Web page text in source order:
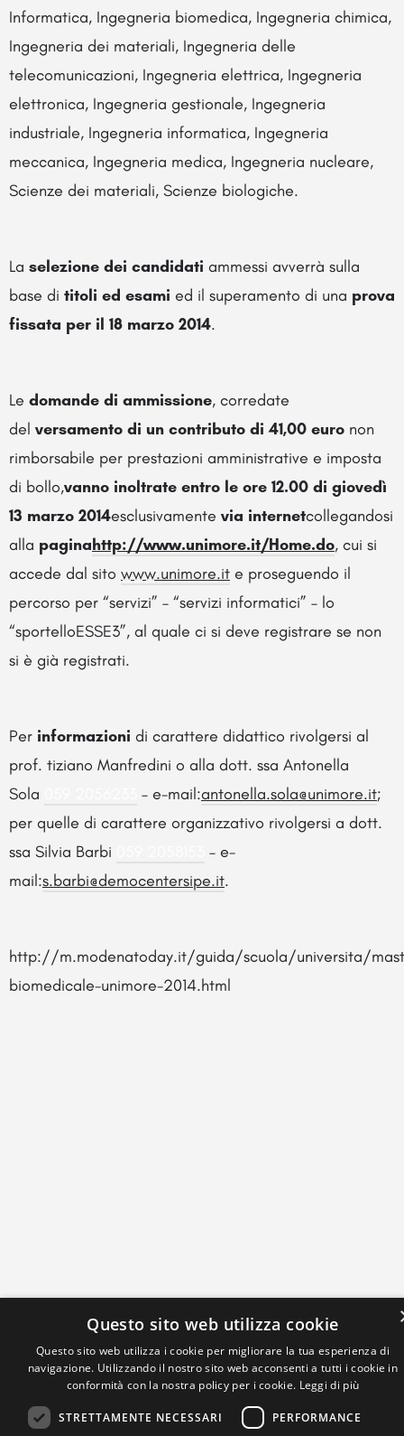
Informatica, Ingegneria biomedica, Ingegneria chimica,
Ingegneria dei materiali, Ingegneria delle
telecomunicazioni, Ingegneria elettrica, Ingegneria
elettronica, Ingegneria gestionale, Ingegneria
industriale, Ingegneria informatica, Ingegneria
meccanica, Ingegneria medica, Ingegneria nucleare,
Scienze dei materiali, Scienze biologiche.
La selezione dei candidati ammessi avverrà sulla
base di titoli ed esami ed il superamento di una prova
fissata per il 18 marzo 2014.
Le domande di ammissione, corredate
del versamento di un contributo di 41,00 euro non
rimborsabile per prestazioni amministrative e imposta
di bollo,vanno inoltrate entro le ore 12.00 di giovedì
13 marzo 2014esclusivamente via internetcollegandosi
alla paginahttp://www.unimore.it/Home.do, cui si
accede dal sito www.unimore.it e proseguendo il
percorso per “servizi” – “servizi informatici” – lo
“sportelloESSE3”, al quale ci si deve registrare se non
si è già registrati.
Per informazioni di carattere didattico rivolgersi al
prof. tiziano Manfredini o alla dott. ssa Antonella
Sola
– e-mail:antonella.sola@unimore.it;
per quelle di carattere organizzativo rivolgersi a dott.
ssa Silvia Barbi
– e-
mail:s.barbi@democentersipe.it.
http://m.modenatoday.it/guida/scuola/universita/
biomedicale-unimore-2014.html
IL NOSTRO NETWORK
Questo sito web utilizza cookie
Questo sito web utilizza i cookie per migliorare la tua esperienza di
navigazione. Utilizzando il nostro sito web acconsenti a tutti i cookie in
conformità con la nostra policy per i cookie. Leggi di più
STRETTAMENTE NECESSARI PERFORMANCE